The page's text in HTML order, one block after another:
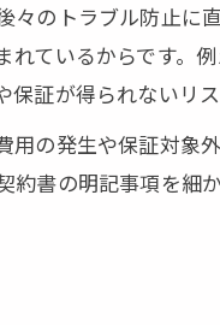
ガイドラインを理解し
度の基本と契約前確
内容における保証期間
のトラブル防止に
ているからです。
証が得られないリス
の発生や保証対象
書の明記事項を